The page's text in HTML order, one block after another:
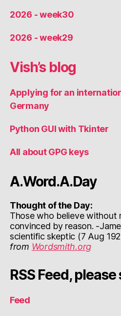
2026 - week30
2026 - week29
Vish’s blog
Applying for an
Germany
Python GUI with Tkinter
All about GPG keys
A.Word.A.Day
Thought of the Day:
Those who believe without
convinced by reason. -
scientific skeptic (7 Aug
from Wordsmith.org
RSS Feed,
Feed